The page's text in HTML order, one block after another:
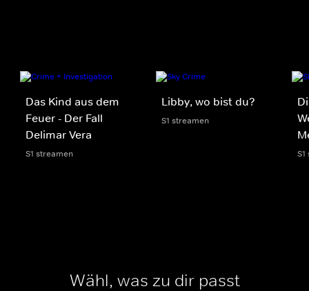
Das Kind aus dem
Feuer - Der Fall
Delimar Vera
S1 streamen
Libby, wo bist du?
S1 streamen
Wähl, was zu dir passt